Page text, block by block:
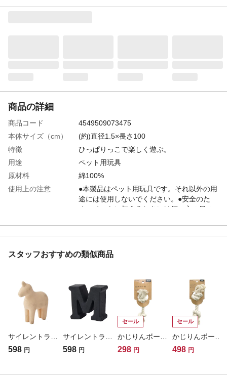
商品の詳細
商品コード
4549509073475
本体サイズ（cm）
(約)直径1.5×長さ100
特徴
ひっぱりっこで楽しく遊ぶ。
用途
ペット用玩具
原材料
綿100%
使用上の注意
●本製品はペット用玩具です。それ以外の用
途には使用しないでください。●安全のた
め、ペットに与えるときには飼い主の目の
布などで表面を拭き、しっかり乾かしてく
販売者
株式会社カインズ
保管方法
●火気のそばや直射日光の強く当たる場所で
の保管、長時間の利用は避けてください。●
お子様の手の届かないところに保管してく
ださい。
重量
(約)150g
スタッフおすすめの類似商品
598 円 598 円
セール
298 円
セール
498 円